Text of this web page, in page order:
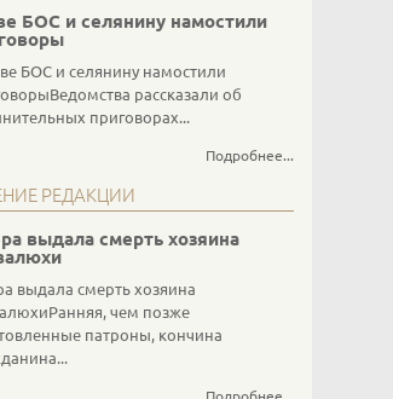
БОС и селянину намостили
БОС и селянину намостили
рассказали об
приговорах...
Подробнее...
РЕДАКЦИИ
выдала смерть хозяина
выдала смерть хозяина
чем позже
патроны, кончина